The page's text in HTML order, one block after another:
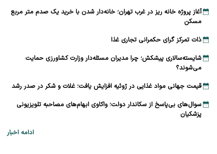
آغاز پروژه خانه ریز در غرب تهران؛ خانه‌دار شدن با خرید یک صدم متر مربع
مسکن
ذات تمرکز گرای حکمرانی تجاری غذا
شایسته‌سالاری پیشکش؛ چرا مدیران مسئله‌دار وزارت کشاورزی حمایت
می‌شوند؟
قیمت جهانی مواد غذایی در ژوئیه افزایش یافت؛ غلات و شکر در صدر رشد
سوال‌های بی‌پاسخ از سکاندار دولت؛ واکاوی ابهام‌های مصاحبه تلویزیونی
پزشکیان
ادامه اخبار